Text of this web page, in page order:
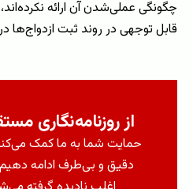
چگونگی عملی‌شدن آن ارائه
قابل توجهی در روند ثبت ازدواج‌ها
از روزنامه‌نگاری
حمایت شما به ما کمک می‌کند
دقیق و بی‌طرف ادامه